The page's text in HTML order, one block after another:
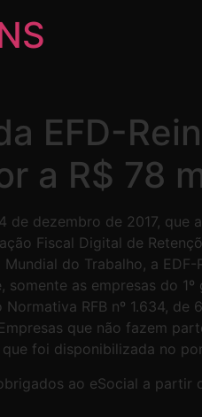
EFD-
a R$ 78
de dezembro de 2017, que
Fiscal Digital de
do Trabalho, a
as empresas do
RFB nº 1.634,
que não fazem
foi disponibilizada no
ao eSocial a